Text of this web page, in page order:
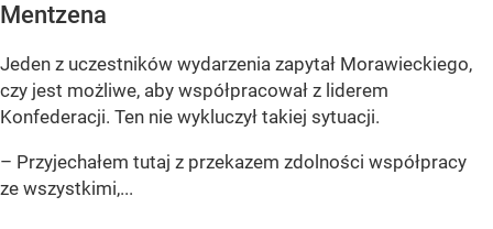
Mentzena
Jeden z uczestników wydarzenia zapytał Morawieckiego,
czy jest możliwe, aby współpracował z liderem
Konfederacji. Ten nie wykluczył takiej sytuacji.
– Przyjechałem tutaj z przekazem zdolności współpracy
ze wszystkimi,...